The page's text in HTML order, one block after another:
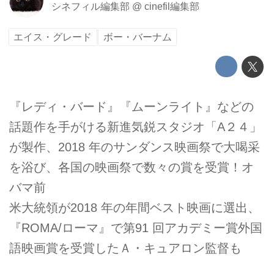
シネフィル編集部 @ cinefil編集部
エイス・グレード ボー・バーナム
『レディ・バード』『ムーンライト』などの
話題作を⼿がける新進気鋭スタジオ「A２４」
が製作、2018 年のサンダンス映画祭で⼤喝采
を浴び、各国の映画祭で数々の賞を受賞！オ
バマ前
⽶⼤統領が2018 年の年間ベスト映画に選出、
『ROMA/ローマ』で第91 回アカデミー賞外国
語映画賞を受賞したＡ・キュアロン監督も